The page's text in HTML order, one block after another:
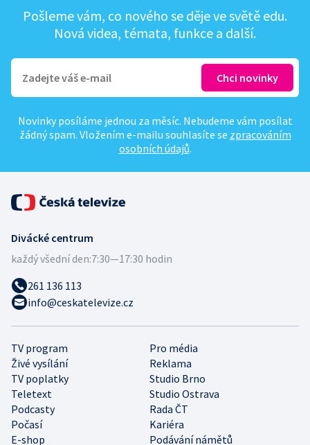
Pošleme vám, co nového se děje ve světě edu.
Nová videa, témata, funkce a další.
Novinky posíláme jednou za měsíc. Nebudeme vám posílat
žádný spam. Vložením e-mailu souhlasíte se zpracováním
osobních údajů.